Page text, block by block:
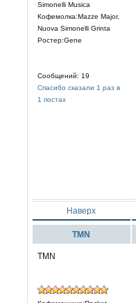
Simonelli Musica
Кофемолка:Mazze Major,
Nuova Simonelli Grinta
Ростер:Gene
Сообщений: 19
Спасибо сказали 1 раз в
1 постах
Наверх
TMN
TMN